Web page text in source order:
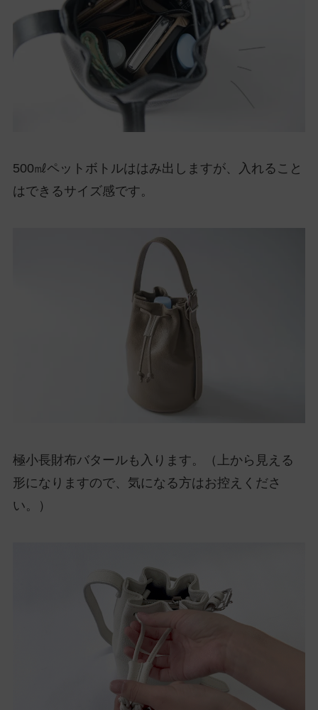
500㎖ペットボトルははみ出しますが、入れること
はできるサイズ感です。
極小長財布バタールも入ります。（上から見える
形になりますので、気になる方はお控えくださ
い。）